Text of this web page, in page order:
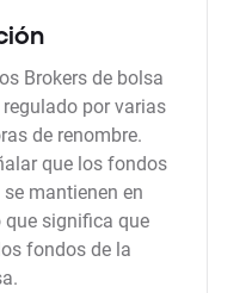
Brokers de bolsa
por varias
de renombre.
que los fondos
mantienen en
que significa que
fondos de la